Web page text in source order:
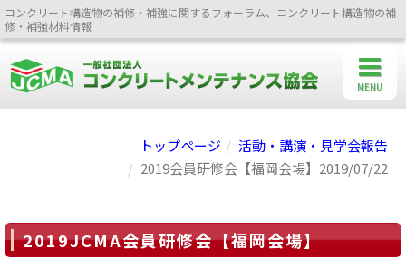
コンクリート構造物の補修・補強に関するフォーラム、コンクリート構造物の補
修・補強材料情報
トップページ
活動・講演・見学会報告
2019会員研修会【福岡会場】2019/07/22
2019JCMA会員研修会【福岡会場】
MENU